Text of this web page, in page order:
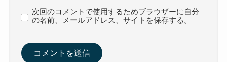
次回のコメントで使用するためブラウザーに自分
の名前、メールアドレス、サイトを保存する。